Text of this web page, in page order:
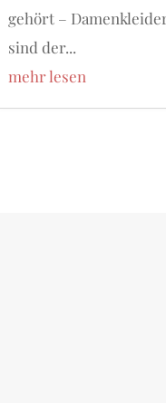
gehört –
sind der...
mehr lesen